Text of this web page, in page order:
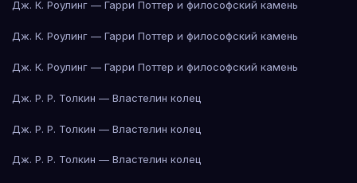
Дж. К. Роулинг — Гарри Поттер и философский камень
Дж. К. Роулинг — Гарри Поттер и философский камень
Дж. К. Роулинг — Гарри Поттер и философский камень
Дж. Р. Р. Толкин — Властелин колец
Дж. Р. Р. Толкин — Властелин колец
Дж. Р. Р. Толкин — Властелин колец